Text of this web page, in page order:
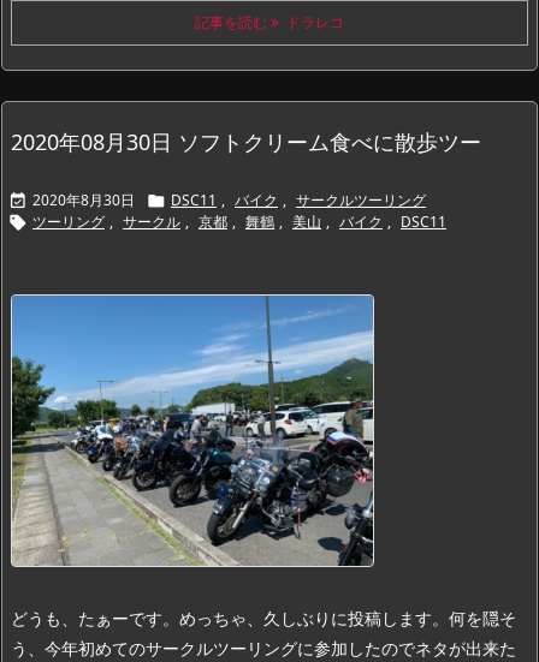
記事を読む ドラレコ
2020年08月30日 ソフトクリーム食べに散歩ツー
 2020年8月30日  DSC11 , バイク , サークルツーリング
 ツーリング , サークル , 京都 , 舞鶴 , 美山 , バイク , DSC11
どうも、たぁーです。 めっちゃ、久しぶりに投稿します。 何を隠そ
う、今年初めてのサークルツーリングに参加したのでネタが出来た